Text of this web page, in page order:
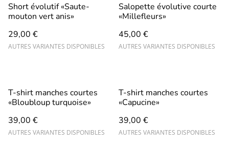
Short évolutif «Saute-
mouton vert anis»
29,00 €
AUTRES VARIANTES DISPONIBLES
Salopette évolutive courte
«Millefleurs»
45,00 €
AUTRES VARIANTES DISPONIBLES
T-shirt manches courtes
«Bloubloup turquoise»
39,00 €
AUTRES VARIANTES DISPONIBLES
T-shirt manches courtes
«Capucine»
39,00 €
AUTRES VARIANTES DISPONIBLES